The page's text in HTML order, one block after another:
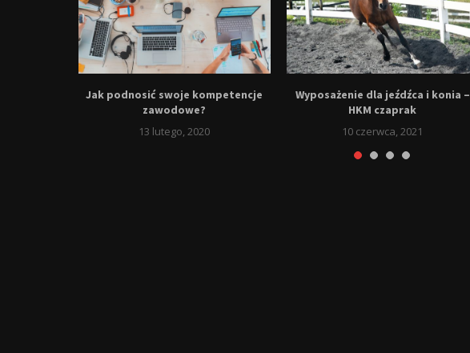
Jak podnosić swoje kompetencje
zawodowe?
13 lutego, 2020
Wyposażenie dla jeźdźca i konia –
HKM czaprak
10 czerwca, 2021